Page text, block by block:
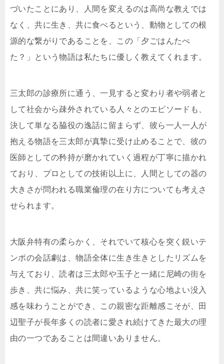
づいたことにあり、人間を変えるのは高尚な教えでは
なく、共に生き、共に食べるという、動物としての根
源的な繋がりであることを、この「夕ごはんたべ
た？」という物語は私たちに優しく教えてくれます。
三太郎の診療所に通う、一見すると変わり者や弱者と
して社会から疎外されている人々とのエピソードも、
決して単なる脇役の逸話に留まらず、彼ら一人一人が
抱える物語を三太郎が真摯に受け止めることで、彼の
医師としての矜持が磨かれていく過程が丁寧に描かれ
ており、プロとしての技術以上に、人間としての器の
大きさが問われる職業倫理の在り方についても考えさ
せられます。
大阪弁特有の柔らかく、それでいて核心を突く鋭いテ
ンポの会話劇は、物語全体に生き生きとしたリズムを
与えており、読者は三太郎や玉子と一緒に尼崎の街を
歩き、共に悩み、共に笑っているような心地よい没入
感を味わうことができ、この親密な距離感こそが、田
辺聖子が長年多くの読者に愛され続けてきた最大の理
由の一つであることは間違いありません。